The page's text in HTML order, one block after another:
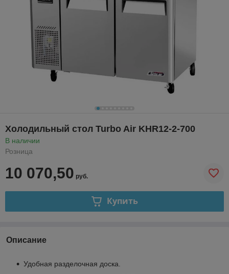
Холодильный стол Turbo Air KHR12-2-700
В наличии
Розница
10 070,50 руб.
Купить
Описание
Удобная разделочная доска.